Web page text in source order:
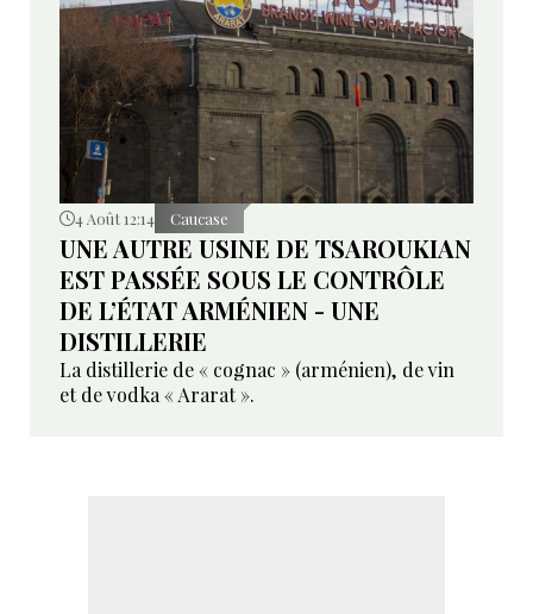
4 Août 12:14 Caucase
UNE AUTRE USINE DE TSAROUKIAN
EST PASSÉE SOUS LE CONTRÔLE
DE L’ÉTAT ARMÉNIEN - UNE
DISTILLERIE
La distillerie de « cognac » (arménien), de vin
et de vodka « Ararat ».